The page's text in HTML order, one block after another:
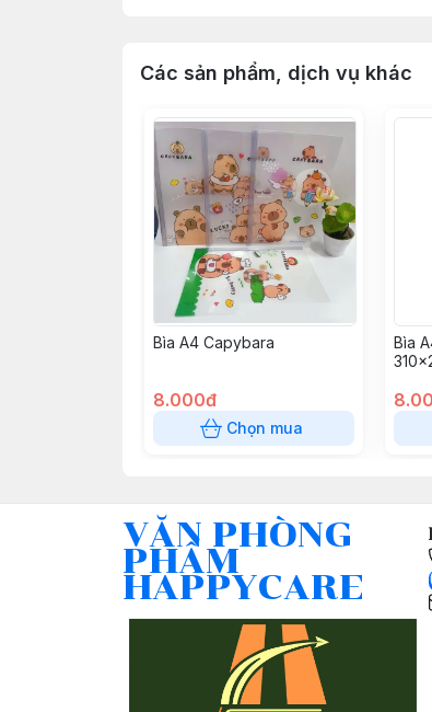
Các sản phẩm, dịch vụ khác
Bìa A4 Capybara
8.000đ
Chọn mua
Bìa
VĂN PHÒNG
PHẨM
HAPPYCARE